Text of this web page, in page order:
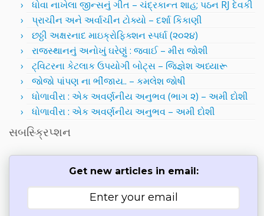
ધોવા નાખેલા જીન્સનું ગીત – ચંદ્રકાન્ત શાહ; પઠન RJ દેવકી
પ્રાચીન અને અર્વાચીન ટોક્યો – દર્શા કિકાણી
છઠ્ઠી અક્ષરનાદ માઇક્રોફિક્શન સ્પર્ધા (૨૦૨૪)
રાજસ્થાનનું અનોખું ઘરેણું : જવાઈ – મીરા જોશી
ટ્વિટરના કેટલાક ઉપયોગી બોટ્સ – જિજ્ઞેશ અધ્યારૂ
જોજો પાંપણ ના ભીંજાય.. – કમલેશ જોષી
ધોળાવીરા : એક અવર્ણનીય અનુભવ (ભાગ ૨) – અમી દોશી
ધોળાવીરા : એક અવર્ણનીય અનુભવ – અમી દોશી
સબસ્ક્રિપ્શન
Get new articles in email: